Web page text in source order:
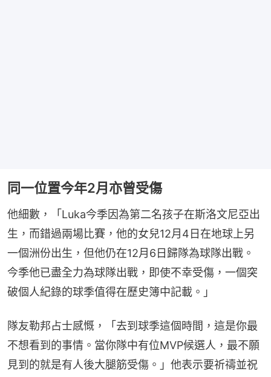
同一位置今年2月亦曾受傷
他細數，「Luka今季因為第二名孩子在斯洛文尼亞出
生，而錯過兩場比賽，他的女兒12月4日在地球上另
一個洲份出生，但他仍在12月6日歸隊為球隊出戰。
今季他已盡全力為球隊出戰，即使不幸受傷，一個突
破個人紀錄的球季值得在歷史簿中記載。」
隊友勒邦占士感慨，「去到球季這個時間，這是你最
不想看到的事情。當你隊中有位MVP候選人，最不願
見到的就是有人後大腿筋受傷。」他表示要祈禱並祝